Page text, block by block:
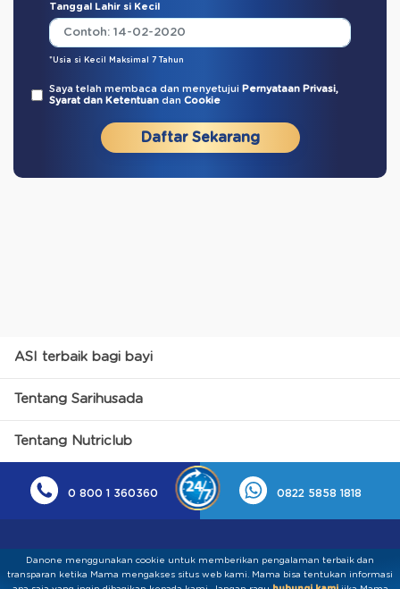
Tanggal Lahir si Kecil
*Usia si Kecil Maksimal 7 Tahun
Saya telah membaca dan menyetujui Pernyataan Privasi,
Syarat dan Ketentuan dan Cookie
Daftar Sekarang
ASI terbaik bagi bayi
Tentang Sarihusada
Tentang Nutriclub
0 800 1 360360 0822 5858 1818
Danone menggunakan cookie untuk memberikan pengalaman terbaik dan
transparan ketika Mama mengakses situs web kami. Mama bisa tentukan informasi